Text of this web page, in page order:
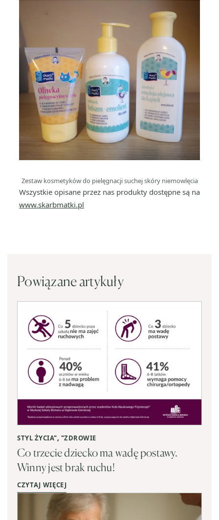
Zestaw kosmetyków do pielęgnacji suchej skóry niemowlęcia
Wszystkie opisane przez nas produkty dostępne są na
www.skarbmatki.pl
Powiązane artykuły
STYL ŻYCIA", "ZDROWIE
Co trzecie dziecko ma wadę postawy.
Winny jest brak ruchu!
CZYTAJ WIĘCEJ